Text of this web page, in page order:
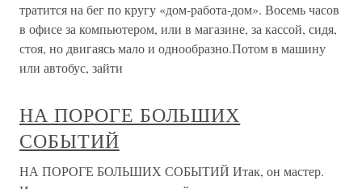
тратится на бег по кругу «дом-работа-дом». Восемь часов
в офисе за компьютером, или в магазине, за кассой, сидя,
стоя, но двигаясь мало и однообразно.Потом в машину
или автобус, зайти
НА ПОРОГЕ БОЛЬШИХ
СОБЫТИЙ
НА ПОРОГЕ БОЛЬШИХ СОБЫТИЙ Итак, он мастер.